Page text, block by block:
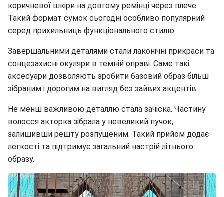
коричневої шкіри на довгому ремінці через плече.
Такий формат сумок сьогодні особливо популярний
серед прихильниць функціонального стилю.
Завершальними деталями стали лаконічні прикраси та
сонцезахисні окуляри в темній оправі. Саме такі
аксесуари дозволяють зробити базовий образ більш
зібраним і дорогим на вигляд без зайвих акцентів.
Не менш важливою деталлю стала зачіска. Частину
волосся акторка зібрала у невеликий пучок,
залишивши решту розпущеним. Такий прийом додає
легкості та підтримує загальний настрій літнього
образу.